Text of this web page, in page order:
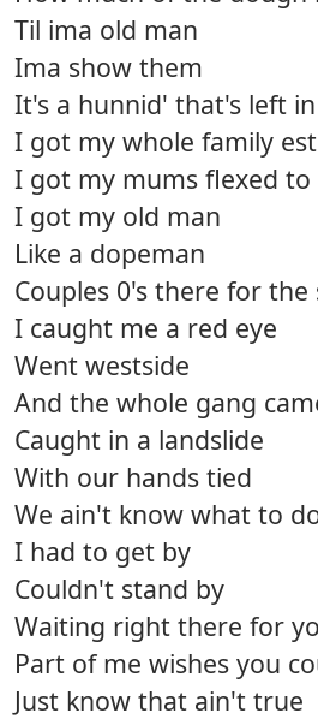
Til ima old man
Ima show them
It's a hunnid' that's left
I got my whole family
I got my mums flexed to
I got my old man
Like a dopeman
Couples 0's there for the
I caught me a red eye
Went westside
And the whole gang
Caught in a landslide
With our hands tied
We ain't know what to
I had to get by
Couldn't stand by
Waiting right there for
Part of me wishes you
Just know that ain't true